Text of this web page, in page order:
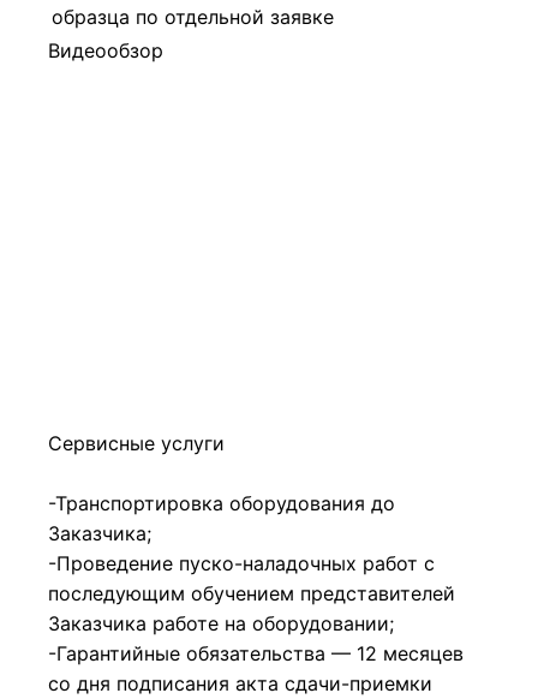
образца по отдельной заявке
Видеообзор
Сервисные услуги
-Транспортировка оборудования до
Заказчика;
-Проведение пуско-наладочных работ с
последующим обучением представителей
Заказчика работе на оборудовании;
-Гарантийные обязательства — 12 месяцев
со дня подписания акта сдачи-приемки